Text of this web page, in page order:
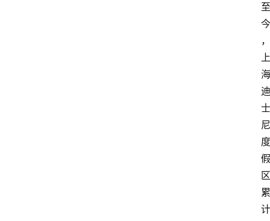
至
今
，
上
海
迪
士
尼
度
假
区
累
计